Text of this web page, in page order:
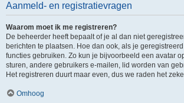
Aanmeld- en registratievragen
Waarom moet ik me registreren?
De beheerder heeft bepaalt of je al dan niet
berichten te plaatsen. Hoe dan ook, als je
functies gebruiken. Zo kun je bijvoorbeeld een avatar
sturen, andere gebruikers e-mailen, lid worden van
Het registreren duurt maar even, dus we raden het
Omhoog